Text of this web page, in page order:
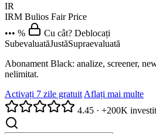
IR
IRM Bulios Fair Price
••• %
Cu cât? Deblocați
SubevaluatăJustăSupraevaluată
Abonament Black: analize, screener,
nelimitat.
Activați 7 zile gratuit Aflați mai multe
4.45 · +200K